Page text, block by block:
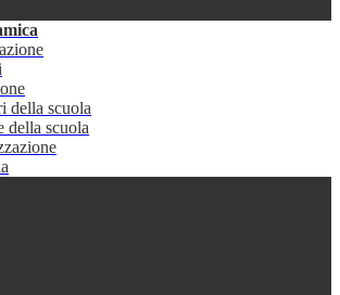
della scuola
della scuola